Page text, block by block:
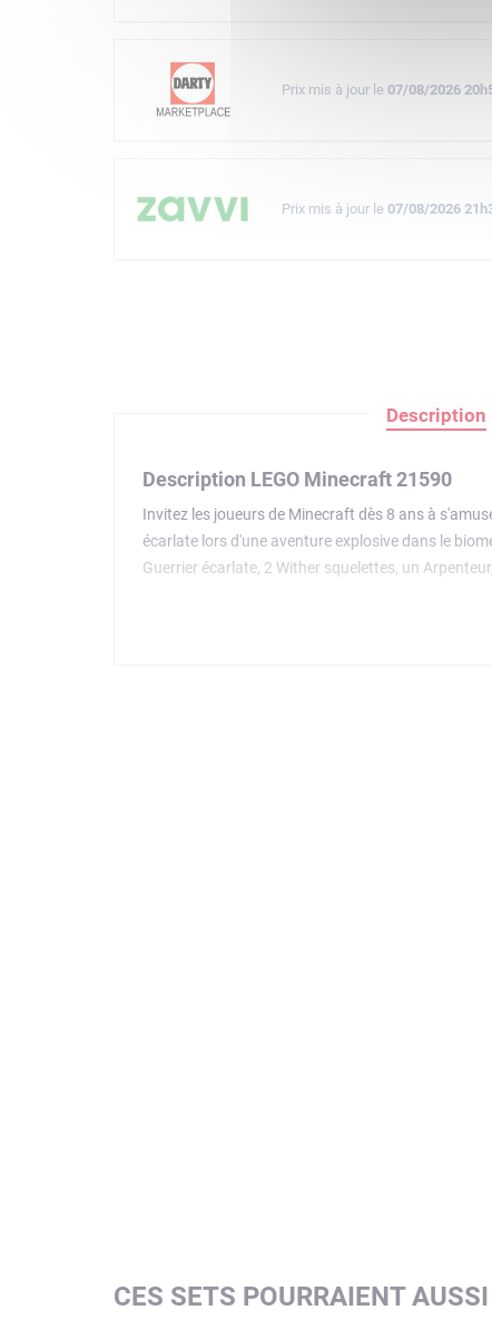
Prix mis à jour le 07/08/2026
Prix mis à jour le 07/08/2026
Description
Description LEGO Minecraft 21590
Invitez les joueurs de Minecraft dès 8 ans à
écarlate lors d'une aventure explosive dans le
Guerrier écarlate, 2 Wither squelettes, un
constitue un beau cadeau pour les joueurs de
CES SETS POURRAIENT